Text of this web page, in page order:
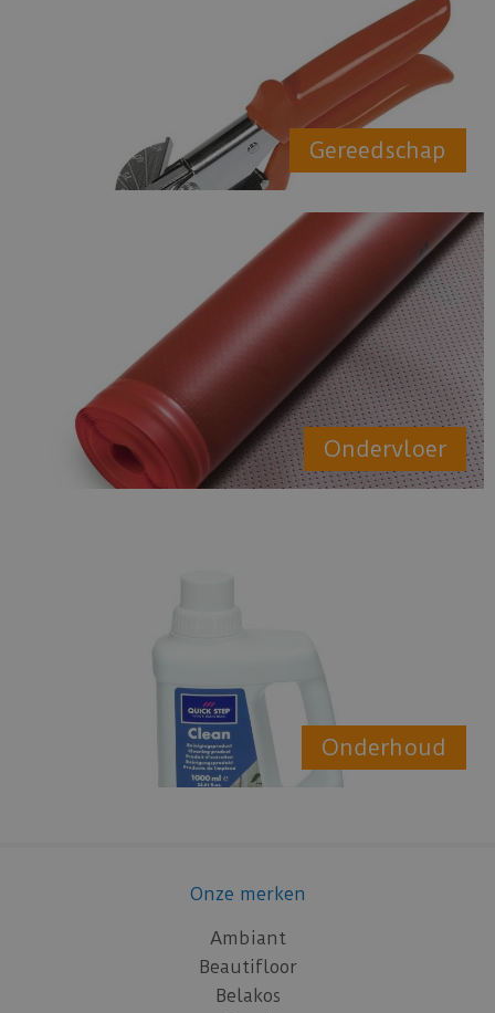
Gereedschap
Ondervloer
Onderhoud
Onze merken
Ambiant
Beautifloor
Belakos